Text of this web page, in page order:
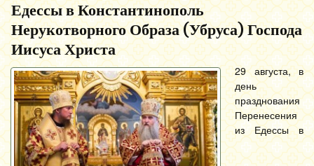
Едессы в Константинополь
Нерукотворного Образа (Убруса) Господа
Иисуса Христа
29 августа, в
день
празднования
Перенесения
из Едессы в